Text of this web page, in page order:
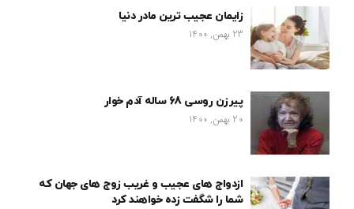
زایمان عجیب ترین مادر دنیا
23 بهمن, 1400
پیرزن روسی 68 ساله آدم خوار
20 بهمن, 1400
ازدواج های عجیب و غریب زوج های جهان که
شما را شگفت زده خواهند کرد